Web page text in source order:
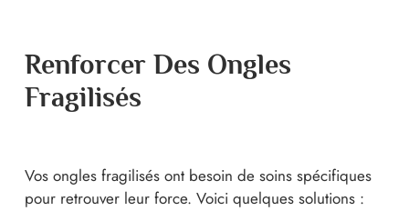
Renforcer Des Ongles
Fragilisés
Vos ongles fragilisés ont besoin de soins spécifiques
pour retrouver leur force. Voici quelques solutions :